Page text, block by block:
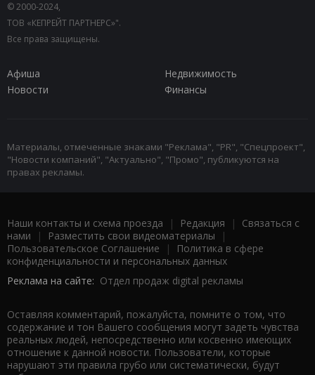
© 2000-2024,
ТОВ «КЕПРЕЙТ ПАРТНЕРС»".
Все права защищены.
Афиша
Недвижимость
Новости
Финансы
Материалы, отмеченные знаками "Реклама", "PR", "Спецпроект",
"Новости компаний", "Актуально", "Промо", публикуются на
правах рекламы.
Наши контакты и схема проезда | Редакция | Связаться с
нами | Разместить свои видеоматериалы |
Пользовательское Соглашение |
Политика в сфере
конфиденциальности и персональных данных
Реклама на сайте: Отдел продаж digital рекламы
Оставляя комментарий, пожалуйста, помните о том, что
содержание и тон Вашего сообщения могут задеть чувства
реальных людей, непосредственно или косвенно имеющих
отношение к данной новости. Пользователи, которые
нарушают эти правила грубо или систематически, будут